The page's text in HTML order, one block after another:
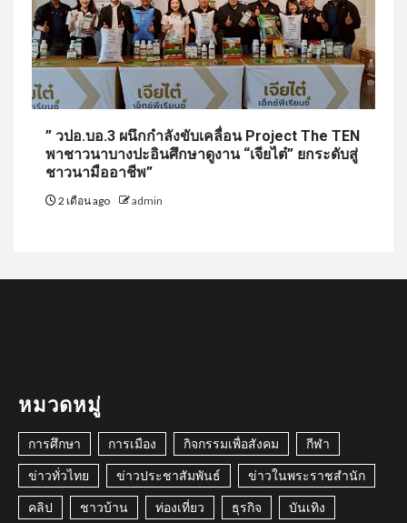
” วปอ.บอ.3 ผนึกกำลังขับเคลื่อน Project The TEN
พาชาวนาบางปะอินศึกษาดูงาน “เจียไต๋” ยกระดับสู่
ชาวนามืออาชีพ”
2 เดือน ago admin
หมวดหมู่
การศึกษา การเมือง กิจกรรมเพื่อสังคม กีฬา
ข่าวทั่วไทย ข่าวประชาสัมพันธ์ ข่าวในพระราชสำนัก
คลิป ชาวบ้าน ท่องเที่ยว ธุรกิจ บันเทิง